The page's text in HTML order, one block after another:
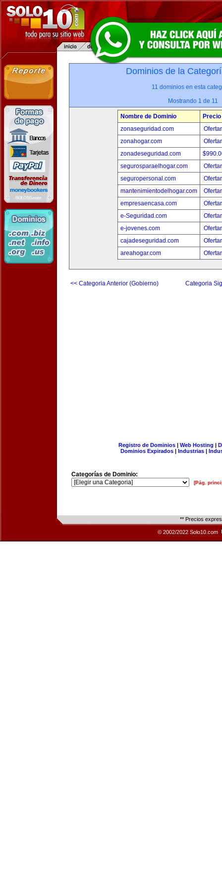
Dominios de la
11 dominios en esta
Mostrando 1 de 11
Nombre de Dominio
Precio
zonaseguridad.com
zonahogar.com
zonadeseguridad.com
segurosparaelhogar.com
seguropersonal.com
mantenimientodelhogar.com
empresaencasa.com
e-Seguridad.com
e-jovenes.com
cajadeseguridad.com
areahogar.com
<< Categoria Anterior (Gobierno) Categoria
Registro de Dominios| Web Hosting |
Dominios Expirados | Industrias |
Categorías de Dominio:
[Pág.
** Precios
© 2002/2022 Solo10.com